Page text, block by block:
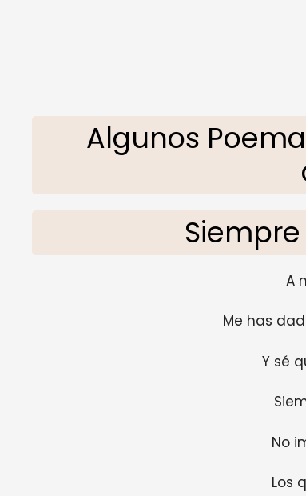
Algunos
A
Me has
Y sé
No
Los